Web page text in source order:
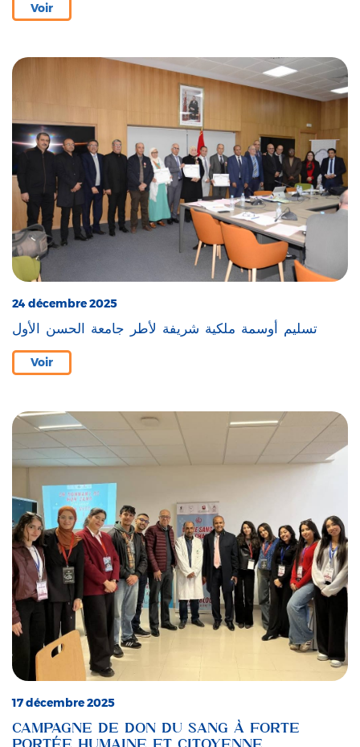
Voir
24 décembre 2025
تسليم أوسمة ملكية شريفة لأطر جامعة الحسن الأول
Voir
17 décembre 2025
CAMPAGNE DE DON DU SANG À FORTE